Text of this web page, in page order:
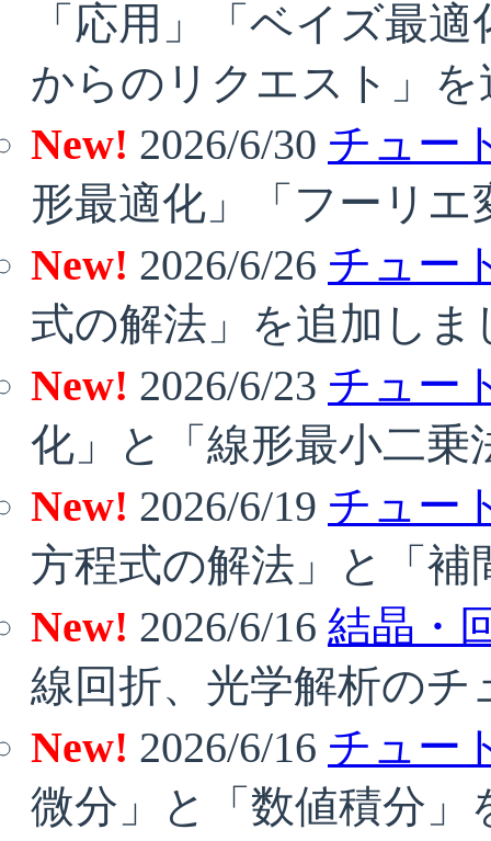
「応用」「ベイズ最
からのリクエスト」
New! 2026/6/30 チュー
形最適化」「フーリ
New! 2026/6/26 チュー
式の解法」を追加しま
New! 2026/6/23 チュー
化」と「線形最小二
New! 2026/6/19 チュー
方程式の解法」と「
New! 2026/6/16 結晶・
線回折、光学解析の
New! 2026/6/16 チュー
微分」と「数値積分」